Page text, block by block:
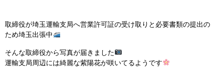
取締役が埼玉運輸支局へ営業許可証の受け取りと必要書類の提出の
ため埼玉出張中
そんな取締役から写真が届きました
運輸支局周辺には綺麗な紫陽花が咲いてるようです